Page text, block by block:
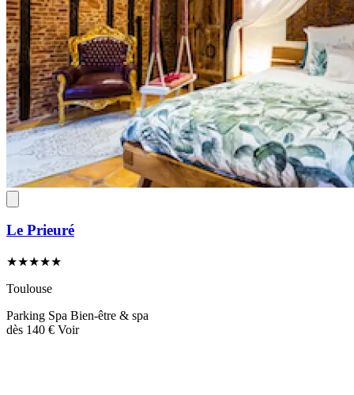
Le Prieuré
★★★★★
Toulouse
Parking Spa Bien-être & spa
dès 140 € Voir